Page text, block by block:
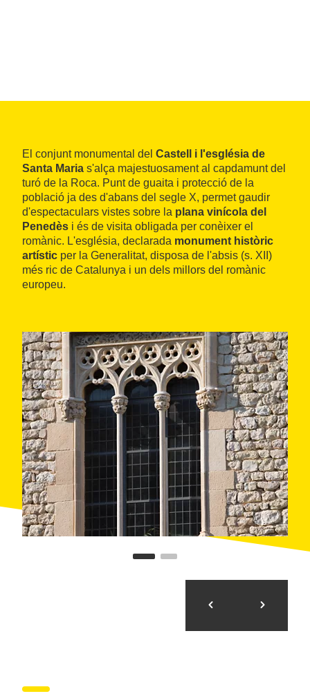
El conjunt monumental del Castell i l'església de
Santa Maria s'alça majestuosament al capdamunt del
turó de la Roca. Punt de guaita i protecció de la
població ja des d'abans del segle X, permet gaudir
d'espectaculars vistes sobre la plana vinícola del
Penedès i és de visita obligada per conèixer el
romànic. L'església, declarada monument històric
artístic per la Generalitat, disposa de l'absis (s. XII)
més ric de Catalunya i un dels millors del romànic
europeu.